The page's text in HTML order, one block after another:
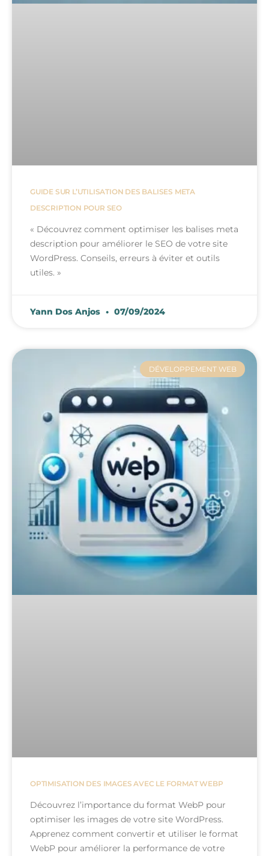
GUIDE SUR L’UTILISATION DES BALISES META
DESCRIPTION POUR SEO
« Découvrez comment optimiser les balises meta
description pour améliorer le SEO de votre site
WordPress. Conseils, erreurs à éviter et outils
utiles. »
Yann Dos Anjos 07/09/2024
DÉVELOPPEMENT WEB
OPTIMISATION DES IMAGES AVEC LE FORMAT WEBP
Découvrez l’importance du format WebP pour
optimiser les images de votre site WordPress.
Apprenez comment convertir et utiliser le format
WebP pour améliorer la performance de votre